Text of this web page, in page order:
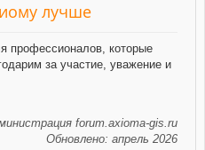
лучше
профессионалов, которые
за участие, уважение и
forum.axioma-gis.ru
Обновлено: апрель 2026